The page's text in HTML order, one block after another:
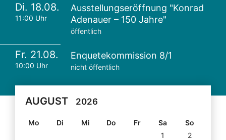
Di. 18.08.
11:00 Uhr
Ausstellungseröffnung "Konrad
Adenauer – 150 Jahre"
öffentlich
Fr. 21.08.
10:00 Uhr
Enquetekommission 8/1
nicht öffentlich
AUGUST 2026
Mo Di Mi Do Fr Sa
So
1
2